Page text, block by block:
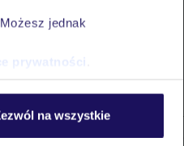
jednak
prywatności
na wszystkie
od
Określ